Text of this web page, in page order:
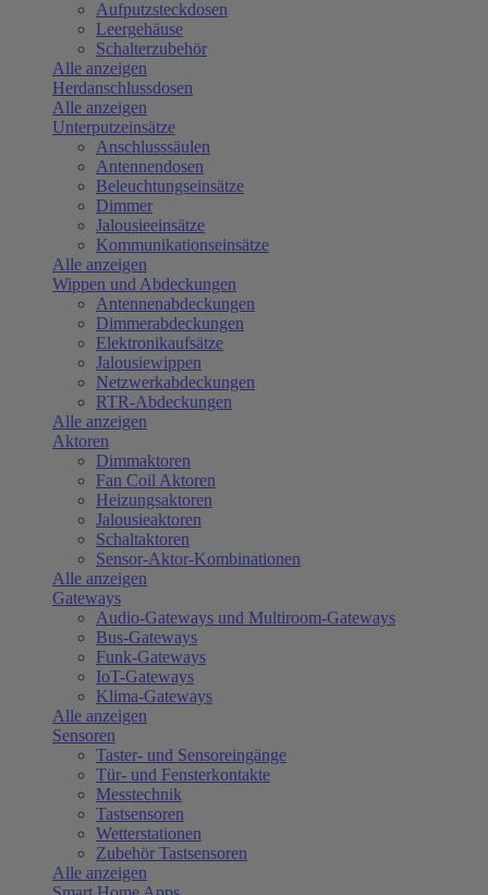
Aufputzsteckdosen
Leergehäuse
Schalterzubehör
Alle anzeigen
Herdanschlussdosen
Alle anzeigen
Unterputzeinsätze
Anschlusssäulen
Antennendosen
Beleuchtungseinsätze
Dimmer
Jalousieeinsätze
Kommunikationseinsätze
Alle anzeigen
Wippen und Abdeckungen
Antennenabdeckungen
Dimmerabdeckungen
Elektronikaufsätze
Jalousiewippen
Netzwerkabdeckungen
RTR-Abdeckungen
Alle anzeigen
Aktoren
Dimmaktoren
Fan Coil Aktoren
Heizungsaktoren
Jalousieaktoren
Schaltaktoren
Sensor-Aktor-Kombinationen
Alle anzeigen
Gateways
Audio-Gateways und Multiroom-Gateways
Bus-Gateways
Funk-Gateways
IoT-Gateways
Klima-Gateways
Alle anzeigen
Sensoren
Taster- und Sensoreingänge
Tür- und Fensterkontakte
Messtechnik
Tastsensoren
Wetterstationen
Zubehör Tastsensoren
Alle anzeigen